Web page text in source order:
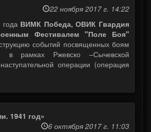
22 ноября 2017 г. 14:22
ВИМК Победа, ОВИК Гвардия
Фестивалем "Поле Боя"
событий посвященных боям
в рамках Ржевско –Сычевской
наступательной операции (операция
1941 год»
6 октября 2017 г. 11:03